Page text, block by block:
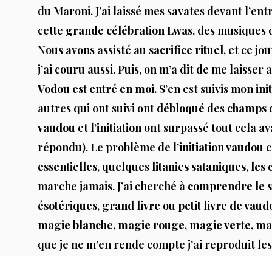
du Maroni. J’ai laissé mes savates devant
cette grande célébrationLwas, des musiques
Nous avons assisté au sacrifice rituel, et ce
j’ai couru aussi. Puis, on m’a dit de me
Vodou est entré en moi. S’en est suivis mon
autres qui ont suivi ont débloqué des champs
vaudou et l’initiation ont surpassé tout cela
répondu). Le problème de l’initiation vaudou
essentielles, quelques litanies sataniques, les
marche jamais. J’ai cherché à comprendre le
ésotériques, grand livre ou petit livre de
magie blanche, magie rouge, magie verte,
que je ne m’en rende compte j’ai reproduit